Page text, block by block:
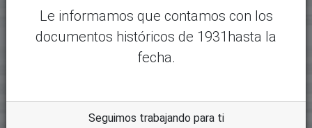
Le informamos que contamos con los
documentos históricos de 1931hasta la
fecha.
Seguimos trabajando para ti